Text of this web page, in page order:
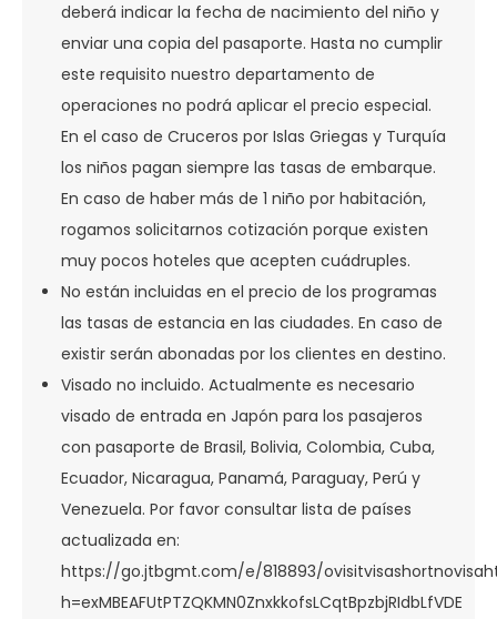
deberá indicar la fecha de nacimiento del niño y
enviar una copia del pasaporte. Hasta no cumplir
este requisito nuestro departamento de
operaciones no podrá aplicar el precio especial.
En el caso de Cruceros por Islas Griegas y Turquía
los niños pagan siempre las tasas de embarque.
En caso de haber más de 1 niño por habitación,
rogamos solicitarnos cotización porque existen
muy pocos hoteles que acepten cuádruples.
No están incluidas en el precio de los programas
las tasas de estancia en las ciudades. En caso de
existir serán abonadas por los clientes en destino.
Visado no incluido. Actualmente es necesario
visado de entrada en Japón para los pasajeros
con pasaporte de Brasil, Bolivia, Colombia, Cuba,
Ecuador, Nicaragua, Panamá, Paraguay, Perú y
Venezuela. Por favor consultar lista de países
actualizada en:
https://go.jtbgmt.com/e/818893/
h=exMBEAFUtPTZQKMN0ZnxkkofsLCqtBpzbjRIdbLfVDE